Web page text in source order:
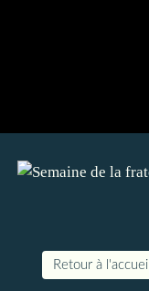
Retour à l'accueil